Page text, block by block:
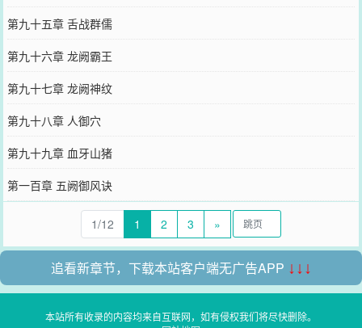
第九十五章 舌战群儒
第九十六章 龙阙霸王
第九十七章 龙阙神纹
第九十八章 人御穴
第九十九章 血牙山猪
第一百章 五阙御风诀
1/12 1 2 3 »
追看新章节，下载本站客户端无广告APP ↓↓↓
本站所有收录的内容均来自互联网，如有侵权我们将尽快删除。